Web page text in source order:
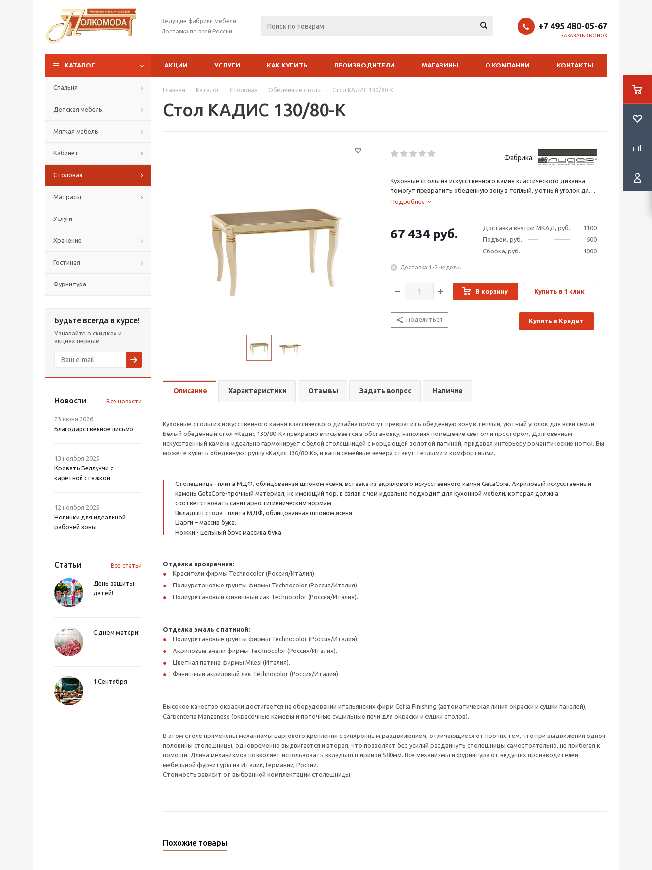
Ведущие фабрики мебели.
Доставка по всей России.
+7 495 480-05-67
ЗАКАЗАТЬ ЗВОНОК
КАТАЛОГ АКЦИИ УСЛУГИ КАК КУПИТЬ ПРОИЗВОДИТЕЛИ МАГАЗИНЫ О КОМПАНИИ КОНТАКТЫ
Спальня
Детская мебель
Мягкая мебель
Кабинет
Столовая
Матрасы
Услуги
Хранение
Гостиная
Фурнитура
Будьте всегда в курсе!
Узнавайте о скидках и
акциях первым
Новости Все новости
23 июня 2026
Благодарственное письмо
13 ноября 2025
Кровать Беллуччи с
каретной стяжкой
12 ноября 2025
Новинки для идеальной
рабочей зоны
Статьи Все статьи
День защиты
детей!
С днём матери!
1 Сентября
Главная - Каталог - Столовая - Обеденные столы - Стол КАДИС 130/80-К
Стол КАДИС 130/80-К
Фабрика:
Кухонные столы из искусственного камня классического дизайна
помогут превратить обеденную зону в теплый, уютный уголок для
всей семьи. Белый обеденный стол «Кадис 130/80-К» прекрасно
Подробнее
Доставка внутри МКАД, руб.
1100
Подъем, руб.
600
Сборка, руб.
1000
67 434 руб.
Доставка 1-2 недели.
В корзину Купить в 1 клик
Поделиться Купить в Кредит
Описание Характеристики Отзывы Задать вопрос Наличие
Кухонные столы из искусственного камня классического дизайна помогут превратить обеденную зону в теплый, уютный уголок для всей семьи.
Белый обеденный стол «Кадис 130/80-К» прекрасно вписывается в обстановку, наполняя помещение светом и простором. Долговечный
искусственный камень идеально гармонирует с белой столешницей с мерцающей золотой патиной, придавая интерьеру романтические нотки. Вы
можете купить обеденную группу «Кадис 130/80-К», и ваши семейные вечера станут теплыми и комфортными.
Столешница– плита МДФ, облицованная шпоном ясеня, вставка из акрилового искусственного камня GetaCore. Акриловый искусственный
камень GetaCore-прочный материал, не имеющий пор, в связи с чем идеально подходит для кухонной мебели, которая должна
соответствовать санитарно-гигиеническим нормам.
Вкладыш стола - плита МДФ, облицованная шпоном ясеня.
Царги – массив бука.
Ножки - цельный брус массива бука.
Отделка прозрачная:
Красители фирмы Technocolor (Россия/Италия).
Полиуретановые грунты фирмы Technocolor (Россия/Италия).
Полиуретановый финишный лак Technocolor (Россия/Италия).
Отделка эмаль с патиной:
Полиуретановые грунты фирмы Technocolor (Россия/Италия).
Акриловые эмали фирмы Technocolor (Россия/Италия).
Цветная патина фирмы Milesi (Италия).
Финишный акриловый лак Technocolor (Россия/Италия).
Высокое качество окраски достигается на оборудовании итальянских фирм Cefla Finishing (автоматическая линия окраски и сушки панелей),
Carpenteria Manzanese (окрасочные камеры и поточные сушильные печи для окраски и сушки столов).
В этом столе применены механизмы царгового крепления с синхронным раздвижением, отличающиеся от прочих тем, что при выдвижении одной
половины столешницы, одновременно выдвигается и вторая, что позволяет без усилий раздвинуть столешницы самостоятельно, не прибегая к
помощи. Длина механизмов позволяет использовать вкладыш шириной 580мм. Все механизмы и фурнитура от ведущих производителей
мебельной фурнитуры из Италии, Германии, России.
Стоимость зависит от выбранной комплектации столешницы.
Похожие товары